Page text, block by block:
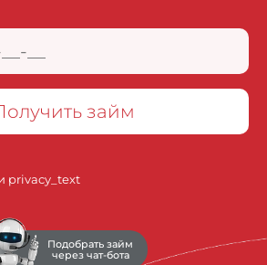
займ
privacy_text
Подобрать займ
через чат-бота